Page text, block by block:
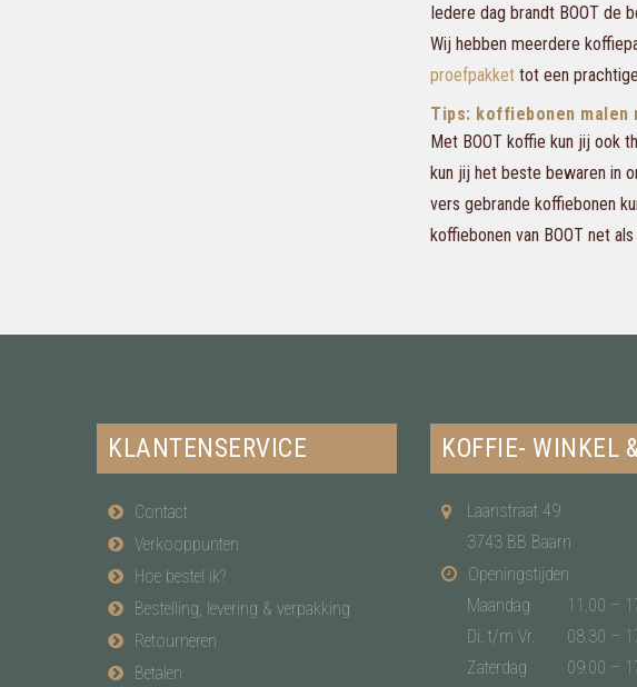
Iedere dag brandt BOOT de
Wij hebben meerdere
proefpakket tot een prachtige
Tips: koffiebonen malen
Met BOOT koffie kun jij ook
kun jij het beste bewaren in
vers gebrande koffiebonen
koffiebonen van BOOT net
KLANTENSERVICE
Contact
Verkooppunten
Hoe bestel ik?
Bestelling, levering & verpakking
Retourneren
Betalen
KOFFIE- WINKEL
Laanstraat 49
3743 BB Baarn
Openingstijden
Maandag
11.00 –
Di. t/m Vr.
08.30 –
Zaterdag
09.00 –